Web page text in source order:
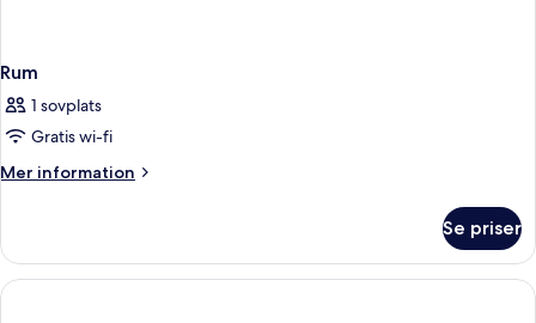
Rum
1 sovplats
Gratis wi-fi
Mer information
Mer
Se priser